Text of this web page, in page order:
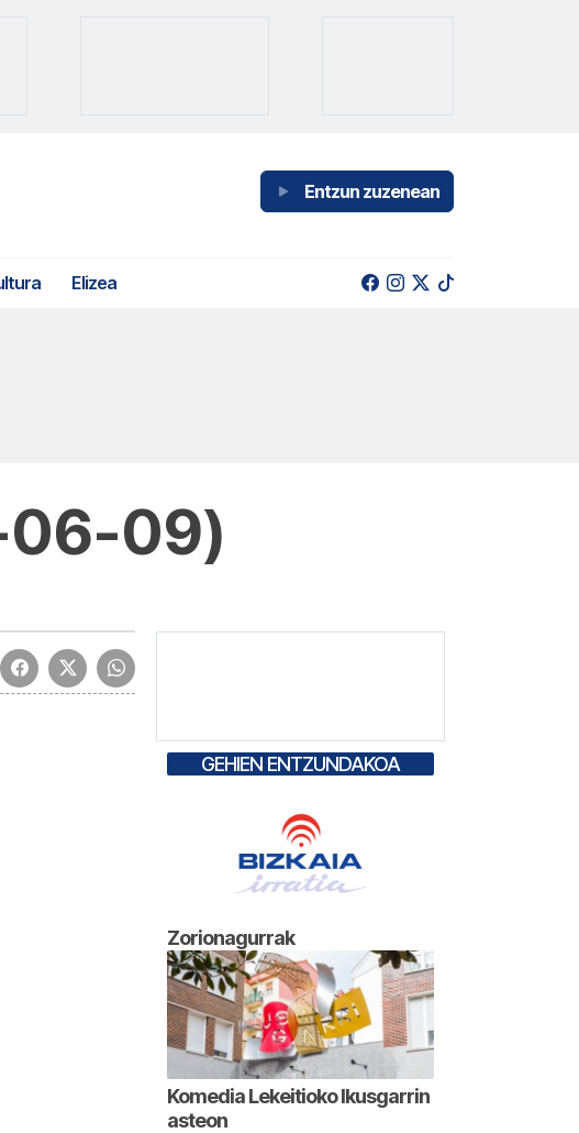
Entzun zuzenean
Elizea
06-09)
GEHIEN ENTZUNDAKOA
Zorionagurrak
Komedia Lekeitioko Ikusgarrin
asteon